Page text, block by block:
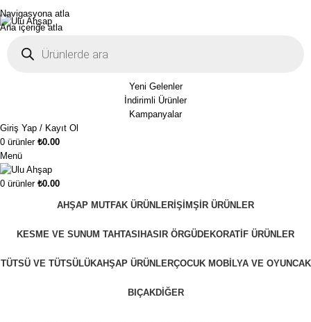
Navigasyona atla
Ana içeriğe atla
Yeni Gelenler
İndirimli Ürünler
Kampanyalar
Giriş Yap / Kayıt Ol
0 ürünler ₺0.00
Menü
0 ürünler ₺0.00
AHŞAP MUTFAK ÜRÜNLERI ŞIMŞIR ÜRÜNLER
KESME VE SUNUM TAHTASI HASIR ÖRGÜDEKORATIF ÜRÜNLER
TÜTSÜ VE TÜTSÜLÜKAHŞAP ÜRÜNLERÇOCUK MOBILYA VE OYUNCAK
BIÇAKDIĞER